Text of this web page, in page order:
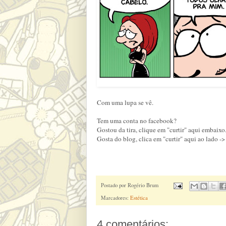
Com uma lupa se vê.
Tem uma conta no facebook?
Gostou da tira, clique em "curtir" aqui embaixo.
Gosta do blog, clica em "curtir" aqui ao lado ->
Postado por Rogério Brum
Marcadores: Estética